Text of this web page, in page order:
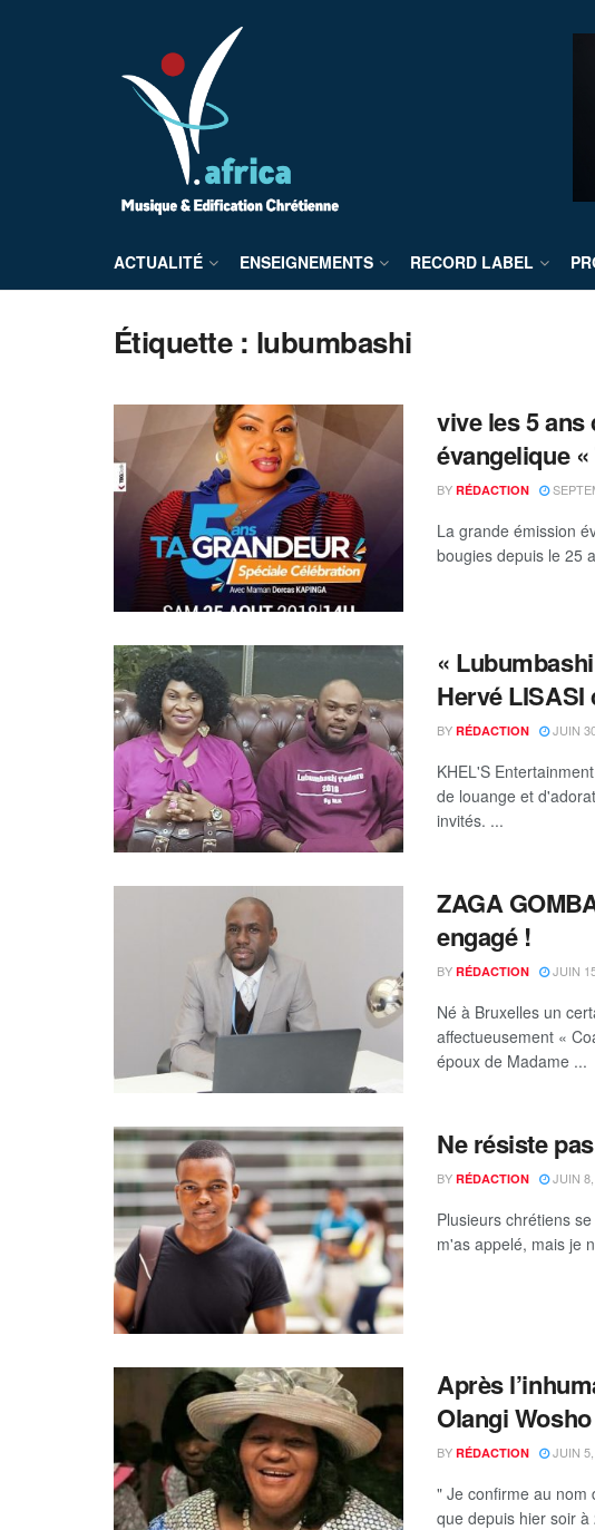
ACTUALITÉ ENSEIGNEMENTS RECORD LABEL
Étiquette : lubumbashi
vive les 5
évangelique
BY RÉDACTION
La grande émission
bougies depuis le 25
«
Hervé
BY RÉDACTION JUIN
KHEL'S
de louange et
invités. ...
ZAGA
engagé !
BY RÉDACTION JUIN
Né à Bruxelles un
affectueusement «
époux de Madame ...
Ne résiste
BY RÉDACTION JUIN
Plusieurs chrétiens
m'as appelé, mais je
Après
Olangi
BY RÉDACTION JUIN
" Je confirme au nom
que depuis hier soir à